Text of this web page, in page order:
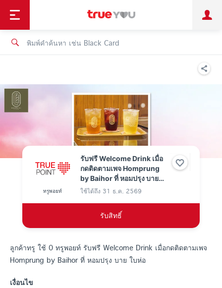
ลูกค้าบุคคล ลูกค้าองค์กร
ช้อป
เทรนด์เทคโนโลยี
รับฟรี Welcome Drink เมื่อ
กดติดตามเพจ Homprung
by Baihor ที่ หอมปรุง บาย
ใบห่อ ใช้ 0 ทรูพอยท์
ทรูพอยท์ ใช้ได้ถึง 31 ธ.ค. 2569
รับสิทธิ์
ลูกค้าทรู ใช้ 0 ทรูพอยท์ รับฟรี Welcome Drink เมื่อกดติดตามเพจ
Homprung by Baihor ที่ หอมปรุง บาย ใบห่อ
เงื่อนไข